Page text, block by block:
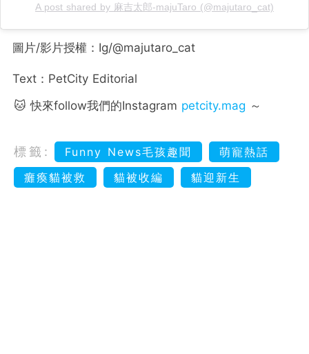
A post shared by 麻吉太郎-majuTaro (@majutaro_cat)
圖片/影片授權：Ig/@majutaro_cat
Text：PetCity Editorial
🐱 快來follow我們的Instagram petcity.mag ～
標籤: Funny News毛孩趣聞
萌寵熱話
癱瘓貓被救
貓被收編 貓迎新生